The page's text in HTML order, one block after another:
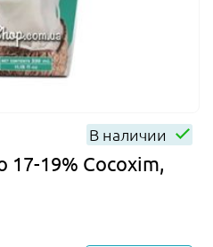
В наличии
17-19% Cocoxim,